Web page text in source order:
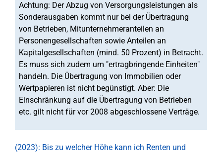
Achtung: Der Abzug von Versorgungsleistungen als
Sonderausgaben kommt nur bei der Übertragung
von Betrieben, Mitunternehmeranteilen an
Personengesellschaften sowie Anteilen an
Kapitalgesellschaften (mind. 50 Prozent) in Betracht.
Es muss sich zudem um "ertragbringende Einheiten"
handeln. Die Übertragung von Immobilien oder
Wertpapieren ist nicht begünstigt. Aber: Die
Einschränkung auf die Übertragung von Betrieben
etc. gilt nicht für vor 2008 abgeschlossene Verträge.
(2023): Bis zu welcher Höhe kann ich Renten und